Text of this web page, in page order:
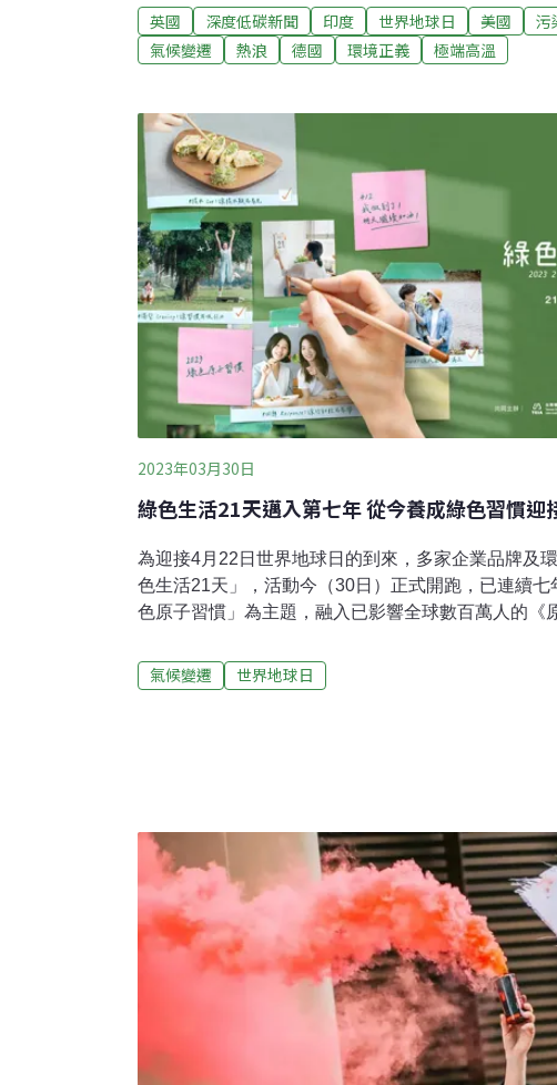
家警告，全球仍然沒有走在控制升溫於1.5°C的軌道上
端天氣事件和破紀錄的高溫。倫敦發起遊行 美國成立
團體「反抗滅絕」（Extinction Rebellion）在倫敦發
過去激進的封路、潑漆路線，這次用遊行隊伍平和，
鵝，呼籲大眾關注環境。美國總統拜登（Joe Biden）
壇（MEF）視訊會議上宣布，計劃在未來5年內向亞
元，協助發展中國家因應氣候變遷和減少
英國 深度低碳新聞 印度 世界地球日 美國
污
氣候變遷
熱浪 德國 環境正義 極端高溫
2023年03月30日
綠色生活21天邁入第七年 從今養成綠色習慣迎
為迎接4月22日世界地球日的到來，多家企業品牌及
色生活21天」，活動今（30日）正式開跑，已連續七
色原子習慣」為主題，融入已影響全球數百萬人的《
的生活方式。首創「綠行動捐贈」機制 21天綠色旅程
活21天」活動於即日起至4月19日展開，邀請網友每
協會、B型企業協會、社企流共同主辦。以歷年最高
氣候變遷 世界地球日